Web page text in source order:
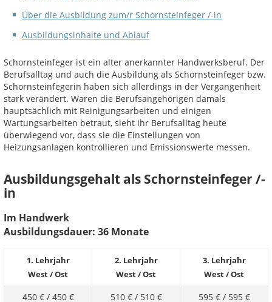
Über die Ausbildung zum/r Schornsteinfeger /-in
Ausbildungsinhalte und Ablauf
Schornsteinfeger ist ein alter anerkannter Handwerksberuf. Der
Berufsalltag und auch die Ausbildung als Schornsteinfeger bzw.
Schornsteinfegerin haben sich allerdings in der Vergangenheit
stark verändert. Waren die Berufsangehörigen damals
hauptsächlich mit Reinigungsarbeiten und einigen
Wartungsarbeiten betraut, sieht ihr Berufsalltag heute
überwiegend vor, dass sie die Einstellungen von
Heizungsanlagen kontrollieren und Emissionswerte messen.
Ausbildungsgehalt als Schornsteinfeger /-
in
Im Handwerk
Ausbildungsdauer: 36 Monate
1. Lehrjahr
West/Ost
2. Lehrjahr
West/Ost
3. Lehrjahr
West/Ost
450 €/ 450 € 510 €/ 510 € 595 €/ 595 €